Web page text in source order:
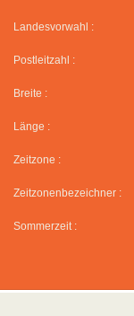
Landesvorwahl :
Postleitzahl :
Breite :
Länge :
Zeitzone :
Zeitzonenbezeichner :
Sommerzeit :